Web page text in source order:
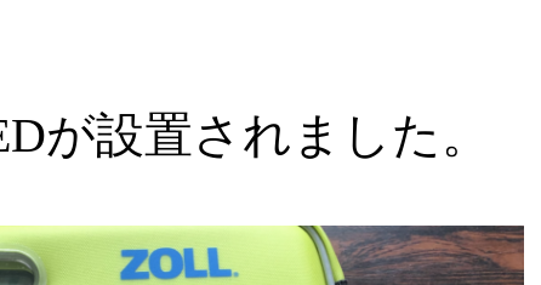
が設置されました。